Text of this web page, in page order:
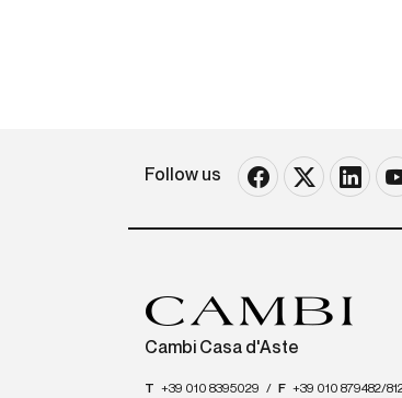
Follow us
Cambi Casa d'Aste
T +39 010 8395029 / F +39 010 879482/